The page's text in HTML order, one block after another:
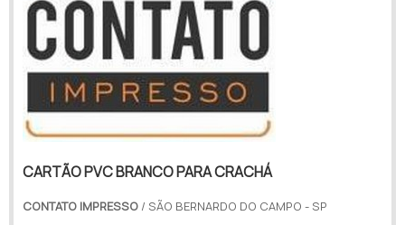
CARTÃO PVC BRANCO PARA CRACHÁ
CONTATO IMPRESSO / SÃO BERNARDO DO CAMPO - SP